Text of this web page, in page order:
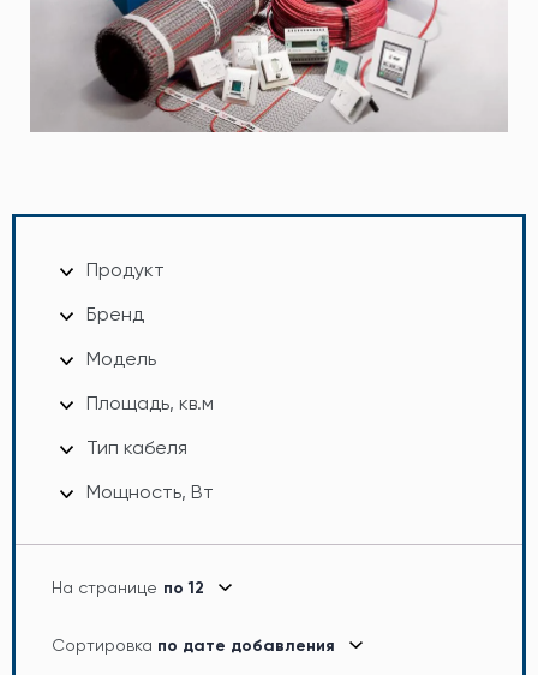
Продукт
Бренд
Модель
Площадь, кв.м
Тип кабеля
Мощность, Вт
На странице по 12
Сортировка по дате добавления